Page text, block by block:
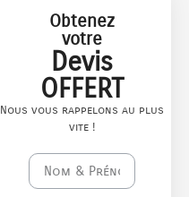
Obtenez
votre
Devis
OFFERT
Nous vous rappelons au plus
vite !